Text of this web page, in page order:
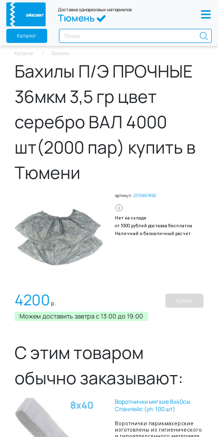
Доставка одноразовых материалов
Тюмень
Каталог
Каталог Бахилы
Бахилы П/Э ПРОЧНЫЕ
36мкм 3,5 гр цвет
серебро ВАЛ 4000
шт(2000 пар) купить в
Тюмени
артикул: 2315867892
Нет на складе
от 1000 рублей доставка бесплатна
Наличный и безналичный расчет
4200 р. Купить
Можем доставить завтра c 13:00 до 19:00
С этим товаром
обычно заказывают:
8х40
Воротнички мягкие 8х40см
Спанлейс (уп. 100 шт)
Воротнички парикмахерские
изготовлены из гигиенического